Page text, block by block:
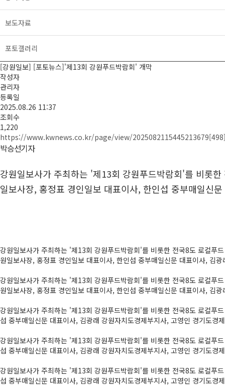
보도자료
포토갤러리
[강원일보] [포토뉴스]'제13회 강원푸드박람회' 개막
작성자
관리자
등록일
2025.08.26 11:37
조회수
1,220
https://www.kwnews.co.kr/page/view/2025082115445213679
박승선기자
강원일보사가 주최하는 '제13회 강원푸드박람회'를 비롯
일보사장, 홍정표 경인일보 대표이사, 한인섭 중부매일신
강원일보사가 주최하는 '제13회 강원푸드박람회'를 비롯한 전국8도 로컬푸
원일보사장, 홍정표 경인일보 대표이사, 한인섭 중부매일신문 대표이사, 김
강원일보사가 주최하는 '제13회 강원푸드박람회'를 비롯한 전국8도 로컬푸
원일보사장, 홍정표 경인일보 대표이사, 한인섭 중부매일신문 대표이사, 김
강원일보사가 주최하는 '제13회 강원푸드박람회'를 비롯한 전국8도 로컬푸
섭 중부매일신문 대표이사, 김광래 강원자치도경제부지사, 고영인 경기도
강원일보사가 주최하는 '제13회 강원푸드박람회'를 비롯한 전국8도 로컬푸
섭 중부매일신문 대표이사, 김광래 강원자치도경제부지사, 고영인 경기도
강원일보사가 주최하는 '제13회 강원푸드박람회'를 비롯한 전국8도 로컬푸
섭 중부매일신문 대표이사, 김광래 강원자치도경제부지사, 고영인 경기도